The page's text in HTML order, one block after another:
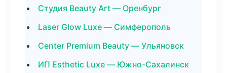
Студия Beauty Art — Оренбург
Laser Glow Luxe — Симферополь
Center Premium Beauty — Ульяновск
ИП Esthetic Luxe — Южно-Сахалинск